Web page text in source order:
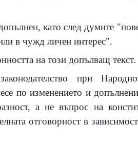
като след думите
в чужд личен интерес".
на този допълващ текст.
при
по изменението и
а не въпрос на
отговорност в